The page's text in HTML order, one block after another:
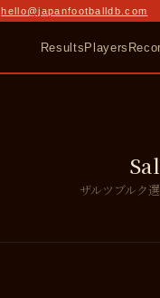
hello@japanfootballdb.com
ResultsPlayers
ザルツブルク